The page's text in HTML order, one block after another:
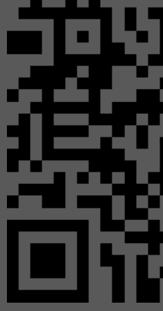
Распаковка выставки
Красноярск :
Тайна стального
рекомендации/
16 с. — Текст :
2025 год
Красноярск :
День библиографии:
И. В. Дейнеко. —
непосредственный.
110 лет «директору»